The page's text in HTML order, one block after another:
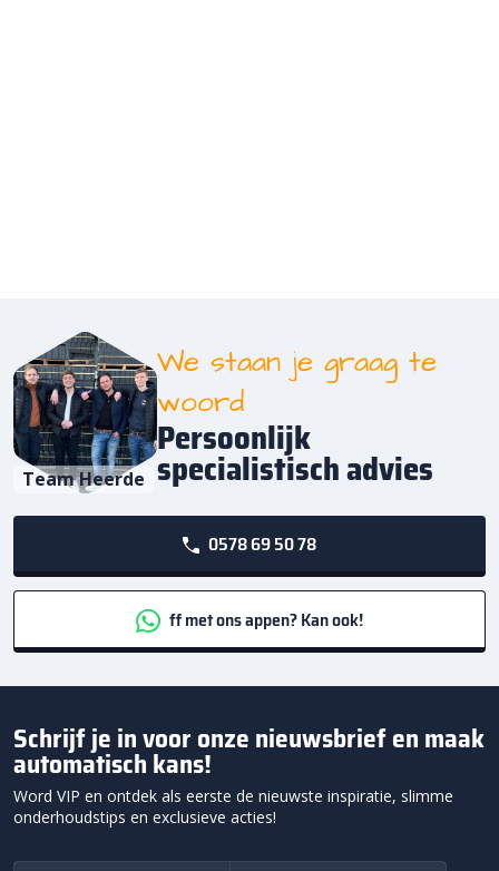
Team Heerde
We staan je graag te
woord
Persoonlijk
specialistisch advies
0578 69 50 78
ff met ons appen? Kan ook!
Schrijf je in voor onze nieuwsbrief en maak
automatisch kans!
Word VIP en ontdek als eerste de nieuwste inspiratie, slimme
onderhoudstips en exclusieve acties!